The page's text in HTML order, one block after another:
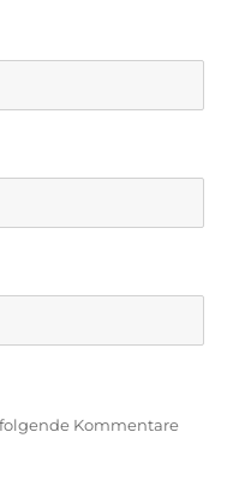
Kommentare